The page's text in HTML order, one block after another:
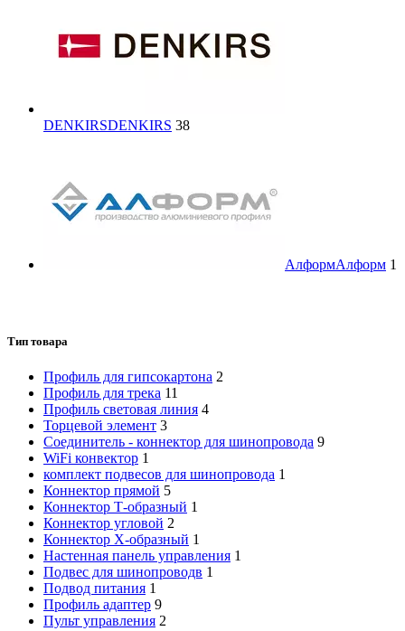
DENKIRSDENKIRS 38
АлформАлформ 1
Тип товара
Профиль для гипсокартона 2
Профиль для трека 11
Профиль световая линия 4
Торцевой элемент 3
Cоединитель - коннектор для шинопровода 9
WiFi конвектор 1
комплект подвесов для шинопровода 1
Коннектор прямой 5
Коннектор Т-образный 1
Коннектор угловой 2
Коннектор Х-образный 1
Настенная панель управления 1
Подвес для шинопроводв 1
Подвод питания 1
Профиль адаптер 9
Пульт управления 2